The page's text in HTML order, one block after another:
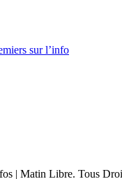
sur l’info
| Matin Libre. Tous